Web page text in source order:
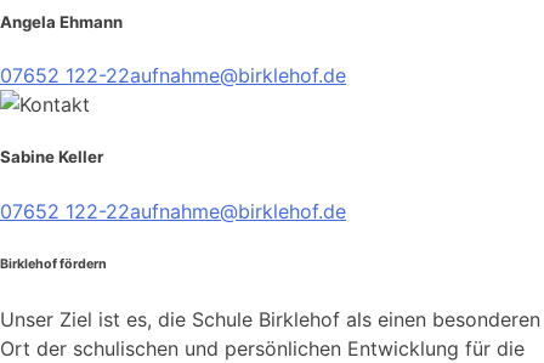
Angela Ehmann
07652 122-22aufnahme@birklehof.de
Sabine Keller
07652 122-22aufnahme@birklehof.de
Birklehof fördern
Unser Ziel ist es, die Schule Birklehof als einen besonderen
Ort der schulischen und persönlichen Entwicklung für die